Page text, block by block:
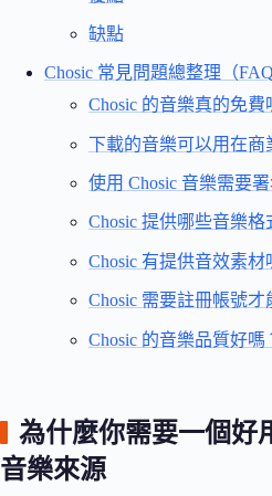
缺點
Chosic 常見問題總整理（FAQ
Chosic 的音樂真的免費
下載的音樂可以用在商
使用 Chosic 音樂需要署
Chosic 提供哪些音樂格
Chosic 有提供音效素材
Chosic 需要註冊帳號才
Chosic 的音樂品質好嗎
為什麼你需要一個好
音樂來源